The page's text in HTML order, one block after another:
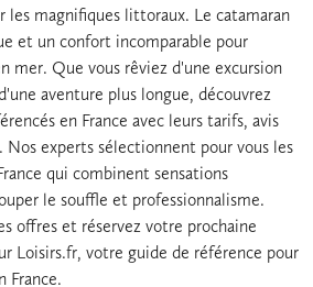
les magnifiques littoraux. Le catamaran
et un confort incomparable pour
mer. Que vous rêviez d'une excursion
aventure plus longue, découvrez
en France avec leurs tarifs, avis
experts sélectionnent pour vous les
qui combinent sensations
le souffle et professionnalisme.
offres et réservez votre prochaine
Loisirs.fr, votre guide de référence pour
France.